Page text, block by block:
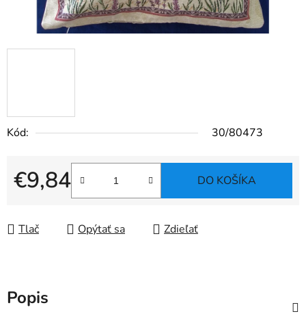
Kód: 30/80473
€9,84
Jednotková cena:
DO KOŠÍKA
Tlač Opýtať sa Zdieľať
Popis